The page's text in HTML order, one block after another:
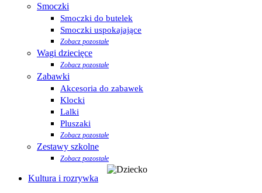
Smoczki
Smoczki do butelek
Smoczki uspokajające
Zobacz pozostałe
Wagi dziecięce
Zobacz pozostałe
Zabawki
Akcesoria do zabawek
Klocki
Lalki
Pluszaki
Zobacz pozostałe
Zestawy szkolne
Zobacz pozostałe
Kultura i rozrywka